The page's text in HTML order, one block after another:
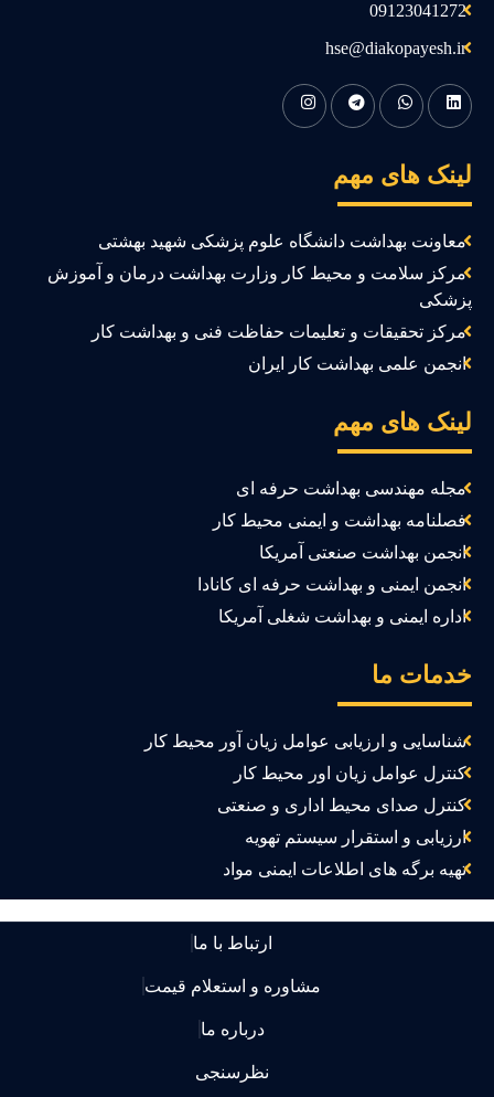
09123041272
hse@diakopayesh.ir
های مهم
معاونت بهداشت دانشگاه علوم پزشکی شهید بهشتی
مرکز سلامت و محیط کار وزارت بهداشت درمان و آموزش
مرکز تحقیقات و تعلیمات حفاظت فنی و بهداشت کار
انجمن علمی بهداشت کار ایران
های مهم
مجله مهندسی بهداشت حرفه ای
فصلنامه بهداشت و ایمنی محیط کار
انجمن بهداشت صنعتی آمریکا
انجمن ایمنی و بهداشت حرفه ای کانادا
اداره ایمنی و بهداشت شغلی آمریکا
ما
شناسایی و ارزیابی عوامل زیان آور محیط کار
کنترل عوامل زیان اور محیط کار
کنترل صدای محیط اداری و صنعتی
ارزیابی و استقرار سیستم تهویه
تهیه برگه های اطلاعات ایمنی مواد
ارتباط با ما
مشاوره و استعلام قیمت
درباره ما
نظرسنجی